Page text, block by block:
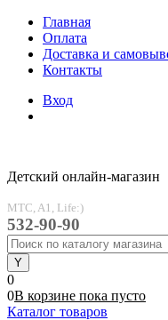
Главная
Оплата
Доставка и
Контакты
Вход
Детский онлайн-магазин
MTC, A1, Life:)
532-90-90
0
0В корзине пока пусто
Каталог товаров